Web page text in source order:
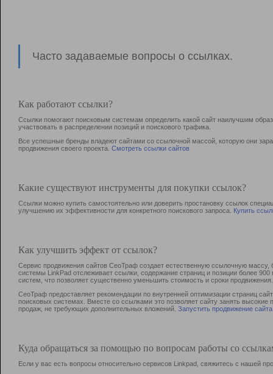
Часто задаваемые вопросы о ссылках.
Как работают ссылки?
Ссылки помогают поисковым системам определить какой сайт наилучшим
участвовать в раcпределении позиций и поискового трафика.
Все успешные бренды владеют сайтами со ссылочной массой, которую они
продвижения своего проекта. Смотреть ссылки сайтов
Какие существуют инструменты для покупки ссылок?
Ссылки можно купить самостоятельно или доверить простановку ссылок
улучшению их эффективности для конкретного поискового запроса. Купить
Как улучшить эффект от ссылок?
Сервис продвижения сайтов СеоТраф создает естественную ссылочную
системы LinkPad отслеживает ссылки, содержание страниц и позиции более
систем, что позволяет существенно уменьшить стоимость и сроки продвижения.
СеоТраф предоставляет рекомендации по внутренней оптимизации страниц
поисковых системах. Вместе со ссылками это позволяет сайту занять
продаж, не требующих дополнительных вложений. Запустить продвижение сайта
Куда обращаться за помощью по вопросам работы со
Если у вас есть вопросы относительно сервисов Linkpad, свяжитесь с нашей